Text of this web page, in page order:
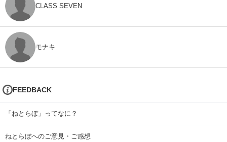
CLASS SEVEN
モナキ
FEEDBACK
「ねとらぼ」ってなに？
ねとらぼへのご意見・ご感想